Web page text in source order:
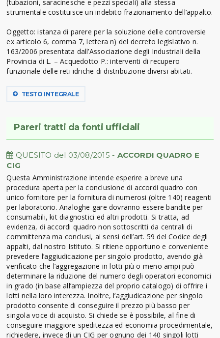
(tubazioni, saracinesche e pezzi speciali) alla stessa
strumentale costituisce un indebito frazionamento dell’appalto.
Oggetto: istanza di parere per la soluzione delle controversie
ex articolo 6, comma 7, lettera n) del decreto legislativo n.
163/2006 presentata dall’Associazione degli Industriali della
Provincia di L. – Acquedotto P.: interventi di recupero
funzionale delle reti idriche di distribuzione diversi abitati.
TESTO INTEGRALE
Pareri tratti da fonti ufficiali
QUESITO del 03/08/2015 - ACCORDI QUADRO E
CIG
Questa Amministrazione intende esperire a breve una
procedura aperta per la conclusione di accordi quadro con
unico fornitore per la fornitura di numerosi (oltre 140) reagenti
per laboratorio. Analoghe gare dovranno essere bandite per
consumabili, kit diagnostici ed altri prodotti. Si tratta, ad
evidenza, di accordi quadro non sottoscritti da centrali di
committenza ma conclusi, ai sensi dell’art. 59 del Codice degli
appalti, dal nostro Istituto. Si ritiene opportuno e conveniente
prevedere l’aggiudicazione per singolo prodotto, avendo già
verificato che l’aggregazione in lotti più o meno ampi può
determinare la riduzione del numero degli operatori economici
in grado (in base all’ampiezza del proprio catalogo) di offrire i
lotti nella loro interezza. Inoltre, l’aggiudicazione per singolo
prodotto consente di conseguire il prezzo più basso per
singola voce di acquisto. Si chiede se è possibile, al fine di
conseguire maggiore speditezza ed economia procedimentale,
richiedere, invece di un CIG per ognuno dei 140 singoli lotti